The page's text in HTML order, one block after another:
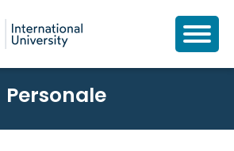
Personale